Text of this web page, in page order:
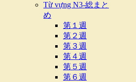
Từ vựng N3-総まと
め
第１週
第２週
第３週
第４週
第５週
第６週